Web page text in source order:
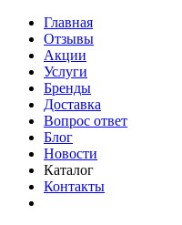
Главная
Отзывы
Акции
Услуги
Бренды
Доставка
Вопрос ответ
Блог
Новости
Каталог
Контакты